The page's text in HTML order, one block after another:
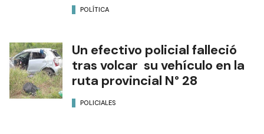
POLÍTICA
Un efectivo policial falleció
tras volcar su vehículo en la
ruta provincial N° 28
POLICIALES